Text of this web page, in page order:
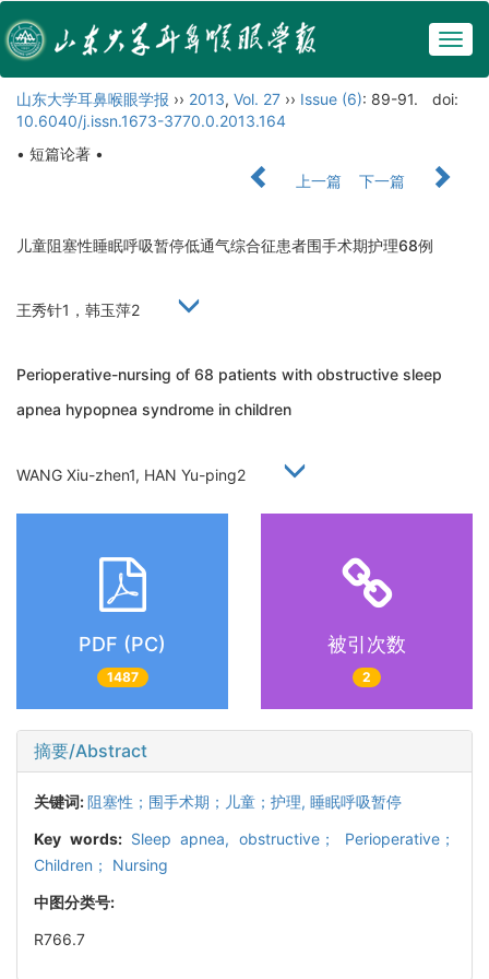
山东大学耳鼻喉眼学报 ›› 2013, Vol. 27 ›› Issue (6): 89-91.
doi:
10.6040/j.issn.1673-3770.0.2013.164
• 短篇论著 •
上一篇
下一篇
儿童阻塞性睡眠呼吸暂停低通气综合征患者围手术期护理68例
王秀针1，韩玉萍2
Perioperative-nursing of 68 patients with obstructive sleep
apnea hypopnea syndrome in children
WANG Xiu-zhen1, HAN Yu-ping2
PDF (PC)
1487
被引次数
2
摘要/Abstract
关键词:阻塞性；围手术期；儿童；护理, 睡眠呼吸暂停
Key words: Sleep apnea,obstructive； Perioperative；
Children； Nursing
中图分类号:
R766.7